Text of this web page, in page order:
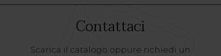
Contattaci
Scarica il catalogo oppure richiedi un